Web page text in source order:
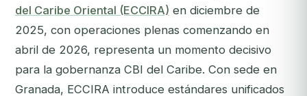
del Caribe Oriental (ECCIRA) en diciembre de
2025, con operaciones plenas comenzando en
abril de 2026, representa un momento decisivo
para la gobernanza CBI del Caribe. Con sede en
Granada, ECCIRA introduce estándares unificados